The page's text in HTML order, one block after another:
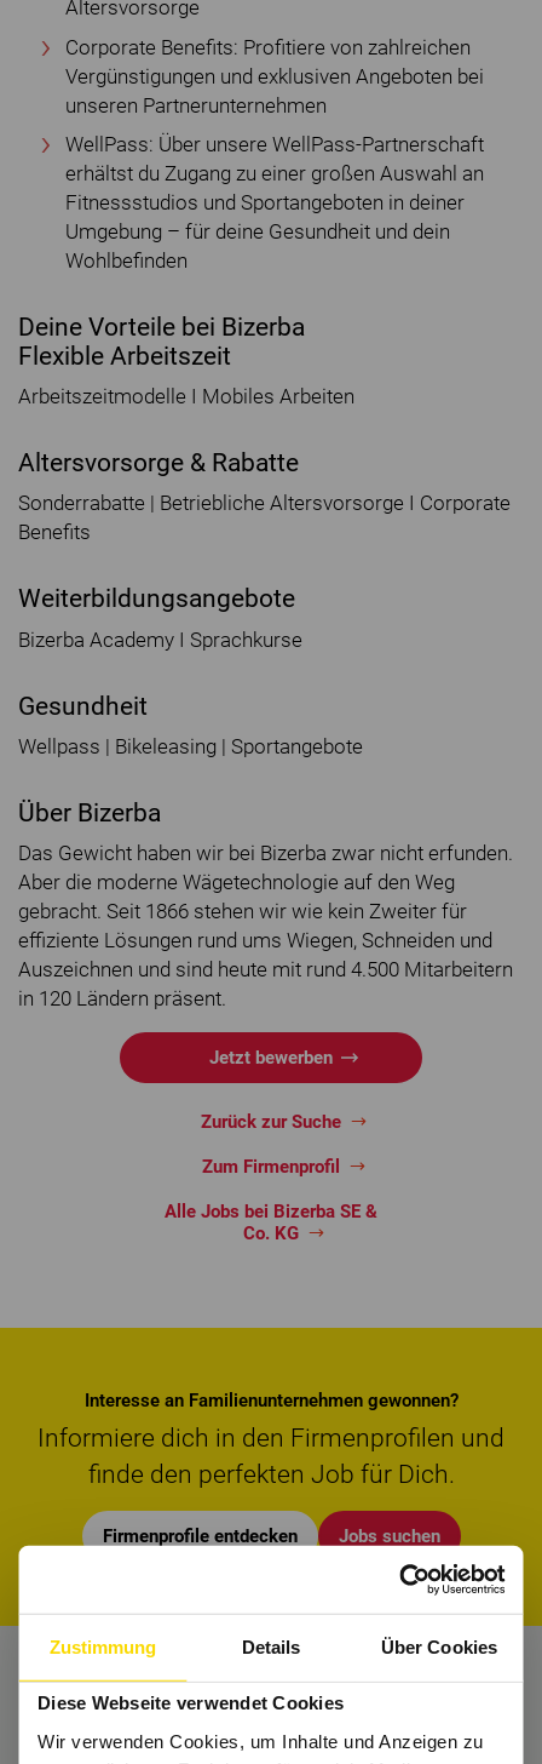
Zustimmung Details Über Cookies
Diese Webseite verwendet Cookies
Wir verwenden Cookies, um Inhalte und Anzeigen zu
Altersvorsorge
Corporate Benefits: Profitiere von zahlreichen
Vergünstigungen und exklusiven Angeboten bei
unseren Partnerunternehmen
WellPass: Über unsere WellPass-Partnerschaft
erhältst du Zugang zu einer großen Auswahl an
Fitnessstudios und Sportangeboten in deiner
Umgebung – für deine Gesundheit und dein
Wohlbefinden
Deine Vorteile bei Bizerba
Flexible Arbeitszeit
Arbeitszeitmodelle I Mobiles Arbeiten
Altersvorsorge & Rabatte
Sonderrabatte | Betriebliche Altersvorsorge I Corporate
Benefits
Weiterbildungsangebote
Bizerba Academy I Sprachkurse
Gesundheit
Wellpass | Bikeleasing | Sportangebote
Über Bizerba
Das Gewicht haben wir bei Bizerba zwar nicht erfunden.
Aber die moderne Wägetechnologie auf den Weg
gebracht. Seit 1866 stehen wir wie kein Zweiter für
effiziente Lösungen rund ums Wiegen, Schneiden und
Auszeichnen und sind heute mit rund 4.500 Mitarbeitern
in 120 Ländern präsent.
Jetzt bewerben
Zurück zur Suche
Zum Firmenprofil
Alle Jobs bei Bizerba SE &
Co. KG
Interesse an Familienunternehmen gewonnen?
Informiere dich in den Firmenprofilen und
finde den perfekten Job für Dich.
Firmenprofile entdecken Jobs suchen
Nichts mehr verpassen?
Bekomme regelmäßig Tipps und bleibe Up-